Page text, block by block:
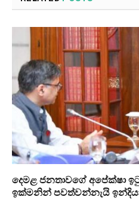
දෙමළ ජනතාවගේ අපේක්ෂා
ඉක්මනින් පවත්වන්නැයි